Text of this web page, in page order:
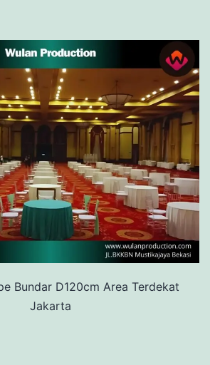
Bundar D120cm Area Terdekat
Jakarta